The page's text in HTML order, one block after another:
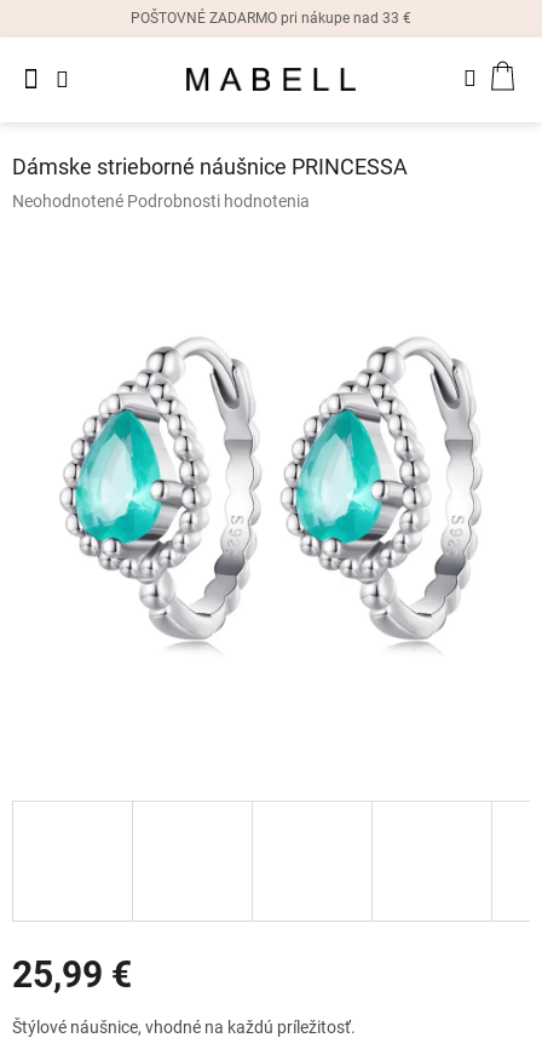
POŠTOVNÉ ZADARMO pri nákupe nad 33 €
Dámske
náušnice
Dámske
hodinky
Ostatné
Dámske strieborné náušnice PRINCESSA
Priemerné
Neohodnotené Podrobnosti hodnotenia
25,99 €
Jednotková
cena:
Štýlové náušnice, vhodné na každú príležitosť.